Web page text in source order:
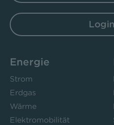
Login
Energie
Strom
Erdgas
Wärme
Elektromobilität